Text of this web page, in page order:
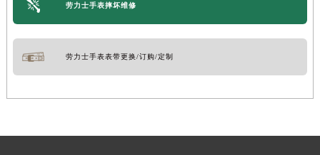
劳力士手表摔坏维修
劳力士手表表带更换/订购/定制